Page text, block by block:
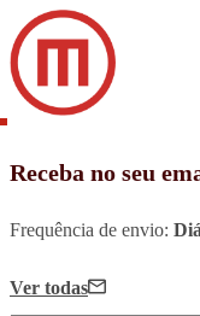
Receba no seu
Frequência de envio:
Ver todas